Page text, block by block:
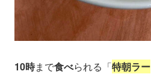
10時まで食べられる「特朝ラー